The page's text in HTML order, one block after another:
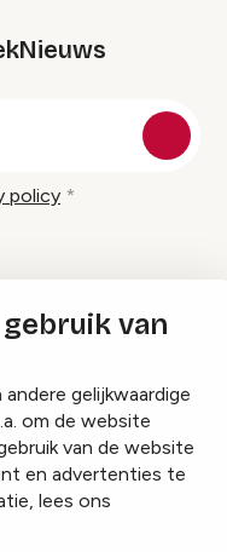
van
gelijkwaardige
om de website
van de website
en advertenties te
lees ons
policy